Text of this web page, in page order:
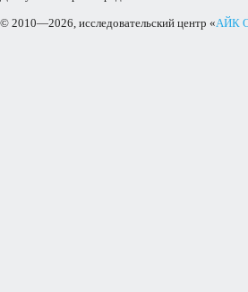
© 2010—2026, исследовательский центр «АЙК